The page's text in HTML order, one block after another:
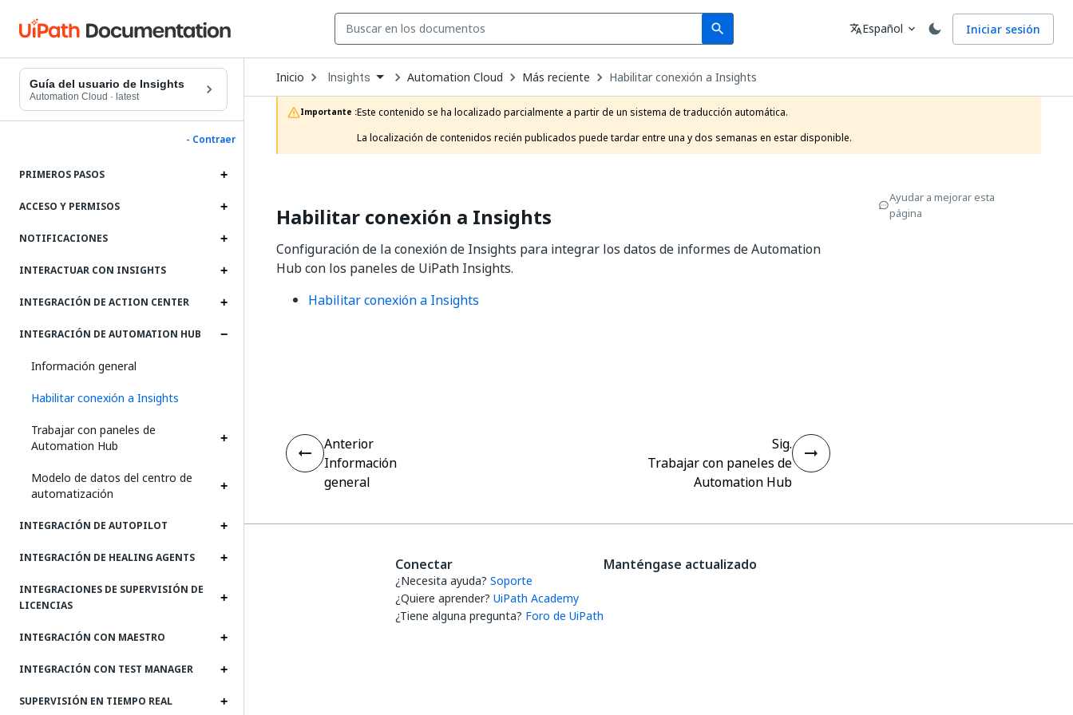
search
Search Idioma
translateEspañol expand_more Iniciar sesión
Guía del usuario de Insights
Automation Cloud · latest
- Contraer
PRIMEROS PASOS
ACCESO Y PERMISOS
NOTIFICACIONES
INTERACTUAR CON INSIGHTS
INTEGRACIÓN DE ACTION CENTER
INTEGRACIÓN DE AUTOMATION HUB
Información general
Habilitar conexión a Insights
Trabajar con paneles de
Automation Hub
Modelo de datos del centro de
automatización
INTEGRACIÓN DE AUTOPILOT
INTEGRACIÓN DE HEALING AGENTS
INTEGRACIONES DE SUPERVISIÓN DE
LICENCIAS
INTEGRACIÓN CON MAESTRO
INTEGRACIÓN CON TEST MANAGER
SUPERVISIÓN EN TIEMPO REAL
Inicio Open
Dropdown
to
choose
product
Insights Automation Cloud Más reciente Habilitar conexión a Insights
Importante :Este contenido se ha localizado parcialmente a partir de un sistema de traducción automática.
La localización de contenidos recién publicados puede tardar entre una y dos semanas en estar disponible.
Habilitar conexión a Insights
Configuración de la conexión de Insights para integrar los datos de informes de Automation
Hub con los paneles de UiPath Insights.
Habilitar conexión a Insights
Ayudar a mejorar esta
página
Anterior
Información
general
Sig.
Trabajar con paneles de
Automation Hub
Conectar
¿Necesita ayuda? Soporte
¿Quiere aprender? UiPath Academy
¿Tiene alguna pregunta? Foro de UiPath
Manténgase actualizado